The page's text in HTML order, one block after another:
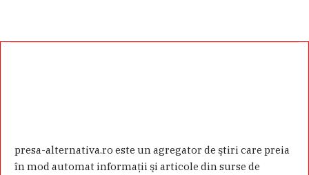
presa-alternativa.ro este un agregator de ştiri care preia
în mod automat informaţii şi articole din surse de